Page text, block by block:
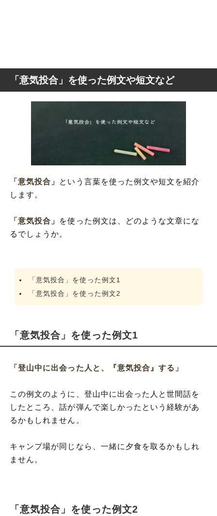
「意気投合」を使った例文や短文など
「意気投合」 という言葉を使った例文や短文を紹介
します。
「意気投合」 を使った例文は、どのような文章にな
るでしょうか。
「意気投合」を使った例文1
「意気投合」を使った例文2
「意気投合」を使った例文1
「登山中に出会った人と、『意気投合』する」
この例文のように、登山中に出会った人と世間話を
したところ、話が弾んで楽しかったという経験があ
るかもしれません。
キャンプ場が同じなら、一緒に夕食を取るかもしれ
ません。
「意気投合」を使った例文2